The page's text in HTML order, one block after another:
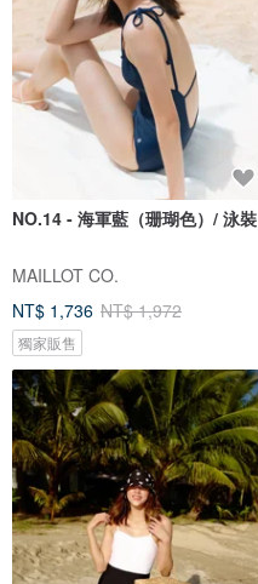
NO.14 - 海軍藍（珊瑚色）/ 泳裝
MAILLOT CO.
NT$ 1,736 NT$ 1,972
獨家販售